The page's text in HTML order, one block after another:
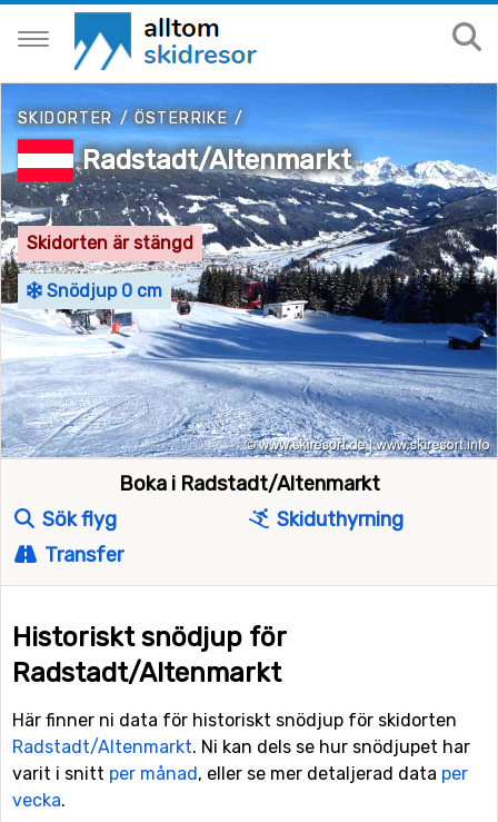
SKIDORTER/ÖSTERRIKE /
Radstadt/Altenmarkt
Skidorten är stängd
Snödjup 0 cm
Boka i Radstadt/Altenmarkt
Sök flyg
Skiduthyrning
Transfer
Historiskt snödjup för
Radstadt/Altenmarkt
Här finner ni data för historiskt snödjup för skidorten
Radstadt/Altenmarkt. Ni kan dels se hur snödjupet har
varit i snitt per månad, eller se mer detaljerad data per
vecka.